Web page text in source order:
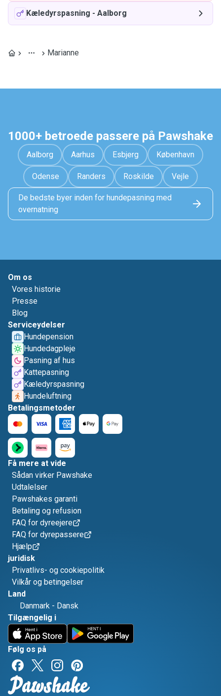
Kæledyrspasning - Aalborg
Marianne
1000+ betroede passere på Pawshake
Aalborg Aarhus Esbjerg København
Odense Randers Roskilde Vejle
De bedste byer inden for hundepasning med
overnatning
Om os
Vores historie
Presse
Blog
Serviceydelser
Hundepension
Hundedagpleje
Pasning af hus
Kattepasning
Kæledyrspasning
Hundeluftning
Betalingsmetoder
Få mere at vide
Sådan virker Pawshake
Udtalelser
Pawshakes garanti
Betaling og refusion
FAQ for dyreejere
FAQ for dyrepassere
Hjælp
juridisk
Privatlivs- og cookiepolitik
Vilkår og betingelser
Land
Danmark - Dansk
Tilgængelig i
Følg os på